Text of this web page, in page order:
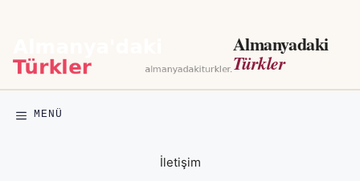
Almanyadaki
Türkler
MENÜ
İletişim